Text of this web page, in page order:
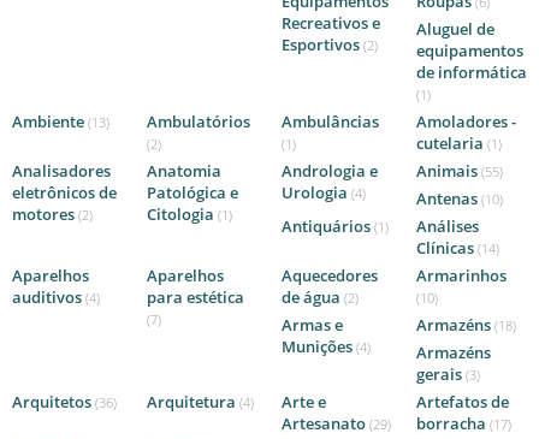
Recreativos e
Esportivos (2)
Aluguel de
equipamentos
de informática
(1)
Ambiente (13) Ambulatórios
(2)
Ambulâncias
(1)
Amoladores -
cutelaria (1)
Analisadores
eletrônicos de
motores (2)
Anatomia
Patológica e
Citologia (1)
Andrologia e
Urologia (4)
Animais (55)
Antenas (10)
Antiquários (1)
Análises
Clínicas (14)
Aparelhos
auditivos (4)
Aparelhos
para estética
(7)
Aquecedores
de água (2)
Armarinhos
(10)
Armas e
Munições (4)
Armazéns (18)
Armazéns
gerais (3)
Arquitetos (36) Arquitetura (4)
Arte e
Artesanato (29)
Artefatos de
borracha (17)